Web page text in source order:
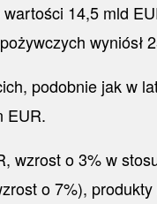
14,5 mld
wyniósł
podobnie jak w
EUR.
wzrost o 3% w
o 7%),